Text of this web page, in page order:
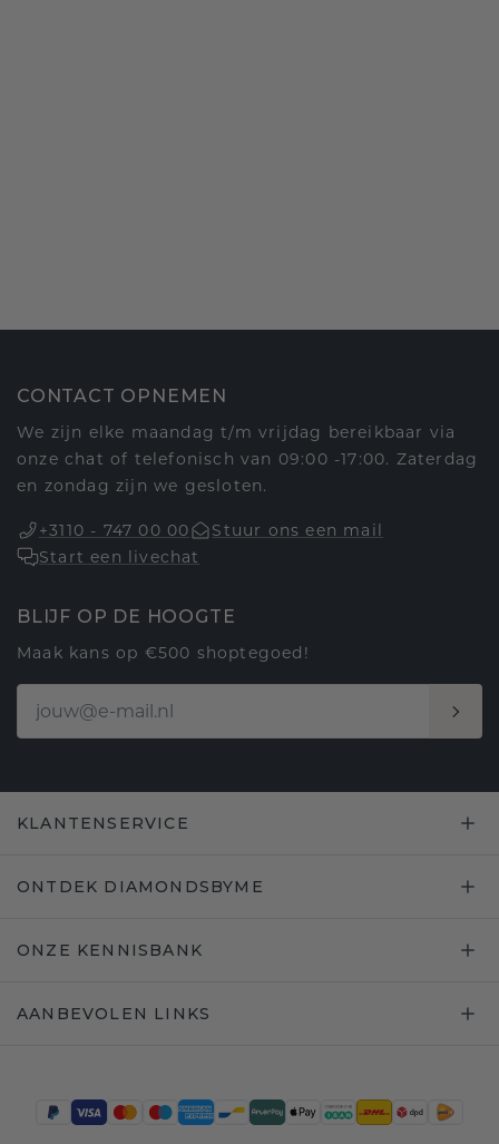
CONTACT OPNEMEN
We zijn elke maandag t/m vrijdag bereikbaar via
onze chat of telefonisch van 09:00 -17:00. Zaterdag
en zondag zijn we gesloten.
+3110 - 747 00 00
Stuur ons een mail
Start een livechat
BLIJF OP DE HOOGTE
Maak kans op €500 shoptegoed!
KLANTENSERVICE
ONTDEK DIAMONDSBYME
ONZE KENNISBANK
AANBEVOLEN LINKS